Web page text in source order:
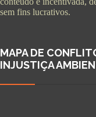
sem fins lucrativos.
MAPA DE
INJUSTIÇA